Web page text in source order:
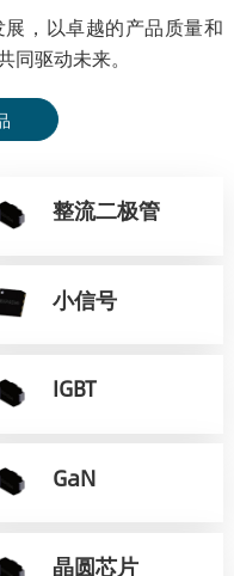
，以卓越的产品质量和
驱动未来。
整流二极管
小信号
IGBT
GaN
晶圆芯片